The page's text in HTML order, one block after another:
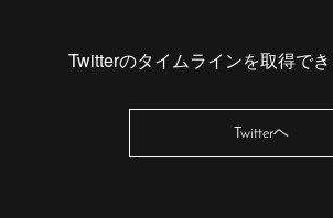
Twitterのタイムラインを取得でき
Twitterヘ